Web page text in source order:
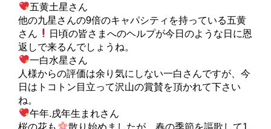
五黄土星さん
他の九星さんの9倍のキャパシティを持っている五黄
さん
日頃の皆さまへのヘルプが今日のような日に恩
返しで来るんでしょうね。
一白水星さん
人様からの評価は余り気にしない一白さんですが、今
日はトコトン目立って沢山の賞賛を頂かれて下さい
ね。
午年.戌年生まれさん
桜の花も
散り始めましたが、春の季節を謳歌して1